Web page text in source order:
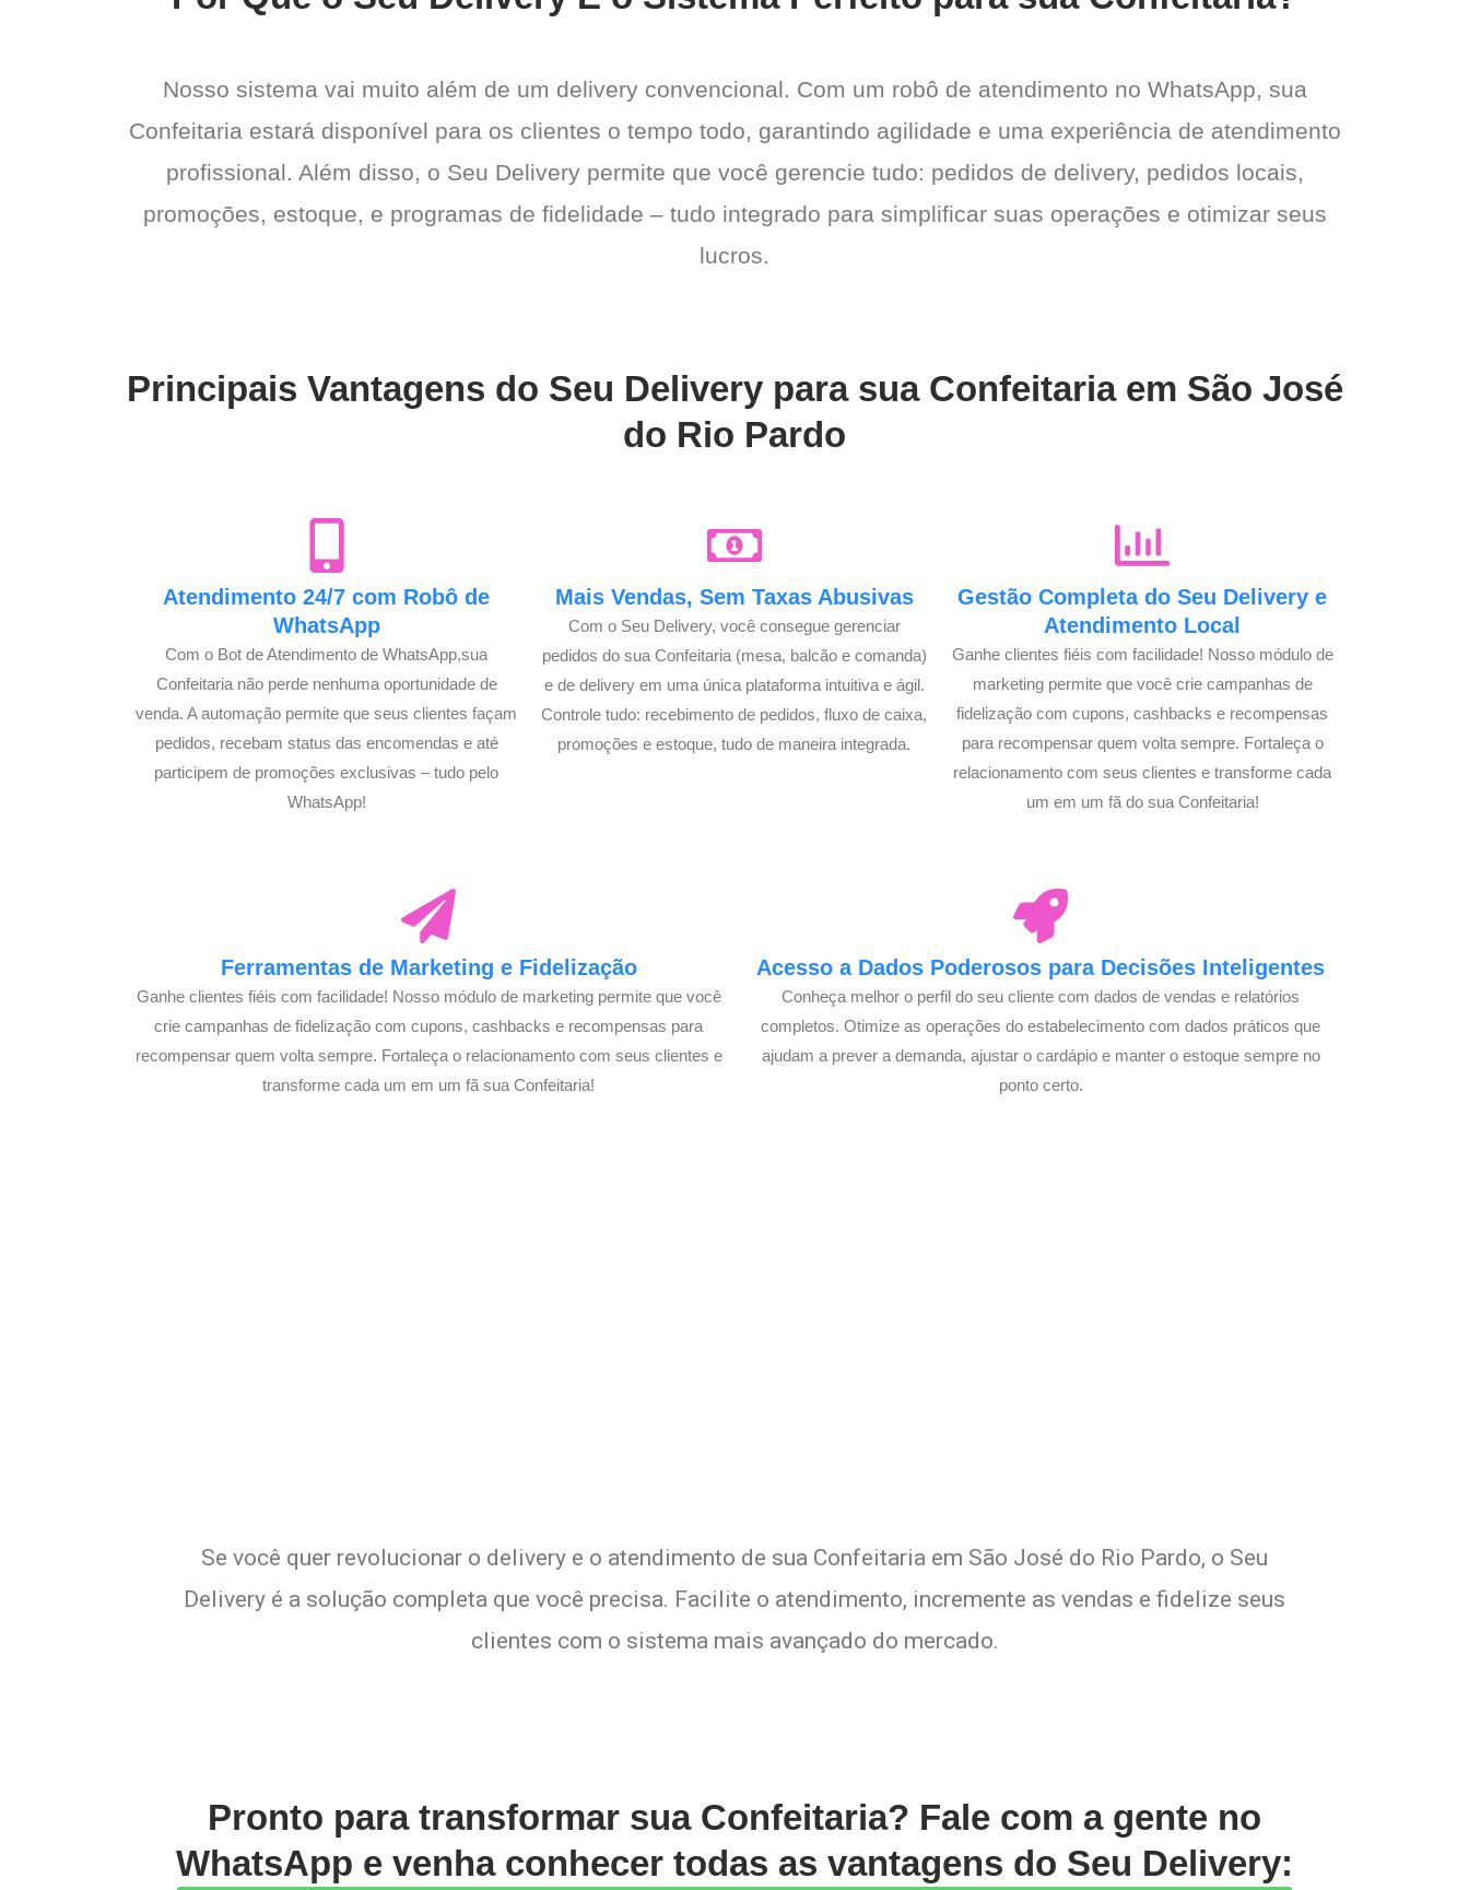
Nosso sistema vai muito além de um delivery convencional. Com um robô de atendimento no WhatsApp, sua
Confeitaria estará disponível para os clientes o tempo todo, garantindo agilidade e uma experiência de atendimento
profissional. Além disso, o Seu Delivery permite que você gerencie tudo: pedidos de delivery, pedidos locais,
promoções, estoque, e programas de fidelidade – tudo integrado para simplificar suas operações e otimizar seus
lucros.
Principais Vantagens do Seu Delivery para sua Confeitaria em São José
do Rio Pardo
Atendimento 24/7 com Robô de
WhatsApp
Com o Bot de Atendimento de WhatsApp,sua
Confeitaria não perde nenhuma oportunidade de
venda. A automação permite que seus clientes façam
pedidos, recebam status das encomendas e até
participem de promoções exclusivas – tudo pelo
WhatsApp!
Mais Vendas, Sem Taxas Abusivas
Com o Seu Delivery, você consegue gerenciar
pedidos do sua Confeitaria (mesa, balcão e comanda)
e de delivery em uma única plataforma intuitiva e ágil.
Controle tudo: recebimento de pedidos, fluxo de caixa,
promoções e estoque, tudo de maneira integrada.
Gestão Completa do Seu Delivery e
Atendimento Local
Ganhe clientes fiéis com facilidade! Nosso módulo de
marketing permite que você crie campanhas de
fidelização com cupons, cashbacks e recompensas
para recompensar quem volta sempre. Fortaleça o
relacionamento com seus clientes e transforme cada
um em um fã do sua Confeitaria!
Ferramentas de Marketing e Fidelização
Ganhe clientes fiéis com facilidade! Nosso módulo de marketing permite que você
crie campanhas de fidelização com cupons, cashbacks e recompensas para
recompensar quem volta sempre. Fortaleça o relacionamento com seus clientes e
transforme cada um em um fã sua Confeitaria!
Acesso a Dados Poderosos para Decisões Inteligentes
Conheça melhor o perfil do seu cliente com dados de vendas e relatórios
completos. Otimize as operações do estabelecimento com dados práticos que
ajudam a prever a demanda, ajustar o cardápio e manter o estoque sempre no
ponto certo.
Se você quer revolucionar o delivery e o atendimento de sua Confeitaria em São José do Rio Pardo, o Seu
Delivery é a solução completa que você precisa. Facilite o atendimento, incremente as vendas e fidelize seus
clientes com o sistema mais avançado do mercado.
Pronto para transformar sua Confeitaria? Fale com a gente no
WhatsApp e venha conhecer todas as vantagens do Seu Delivery: